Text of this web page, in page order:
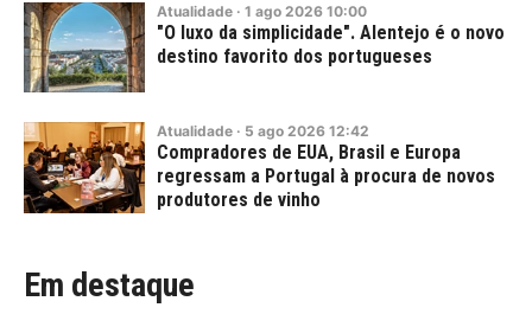
Atualidade · 1 ago 2026 10:00
"O luxo da simplicidade". Alentejo é o novo
destino favorito dos portugueses
Atualidade · 5 ago 2026 12:42
Compradores de EUA, Brasil e Europa
regressam a Portugal à procura de novos
produtores de vinho
Em destaque